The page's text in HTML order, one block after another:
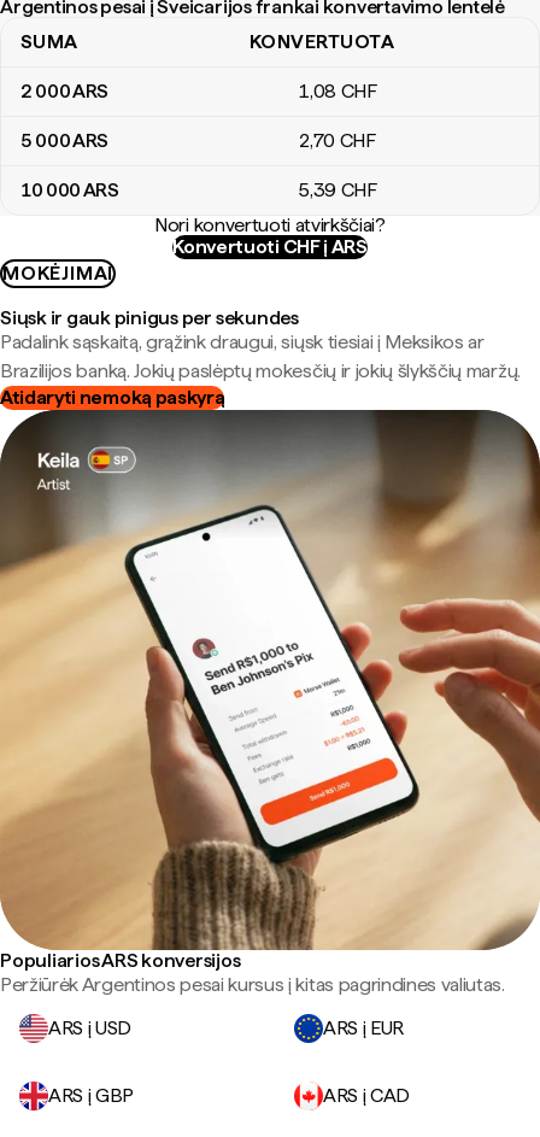
Argentinos pesai į Šveicarijos frankai konvertavimo lentelė
Argentinos pesai į Šveicarijos frankai konvertavimo lentelė
SUMA KONVERTUOTA
2 000ARS 1,08 CHF
5 000ARS 2,70 CHF
10 000ARS 5,39 CHF
Nori konvertuoti atvirkščiai?
Konvertuoti CHF į ARS
MOKĖJIMAI
Siųsk ir gauk pinigus per sekundes
Padalink sąskaitą, grąžink draugui, siųsk tiesiai į Meksikos ar
Brazilijos banką. Jokių paslėptų mokesčių ir jokių šlykščių maržų.
Atidaryti nemoką paskyrą
Populiarios ARS konversijos
Peržiūrėk Argentinos pesai kursus į kitas pagrindines valiutas.
ARS į USD
ARS į EUR
ARS į GBP ARS į CAD